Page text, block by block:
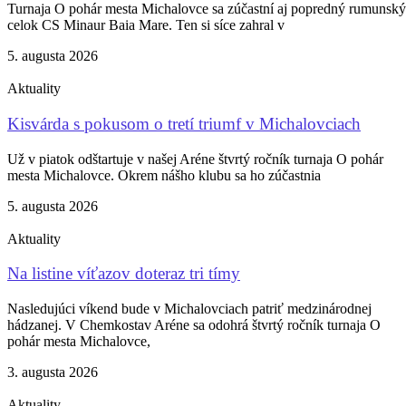
Turnaja O pohár mesta Michalovce sa zúčastní aj popredný rumunský
celok CS Minaur Baia Mare. Ten si síce zahral v
5. augusta 2026
Aktuality
Kisvárda s pokusom o tretí triumf v Michalovciach
Už v piatok odštartuje v našej Aréne štvrtý ročník turnaja O pohár
mesta Michalovce. Okrem nášho klubu sa ho zúčastnia
5. augusta 2026
Aktuality
Na listine víťazov doteraz tri tímy
Nasledujúci víkend bude v Michalovciach patriť medzinárodnej
hádzanej. V Chemkostav Aréne sa odohrá štvrtý ročník turnaja O
pohár mesta Michalovce,
3. augusta 2026